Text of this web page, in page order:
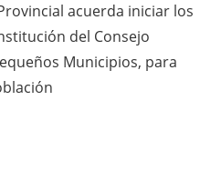
acuerda iniciar los
del Consejo
Municipios, para